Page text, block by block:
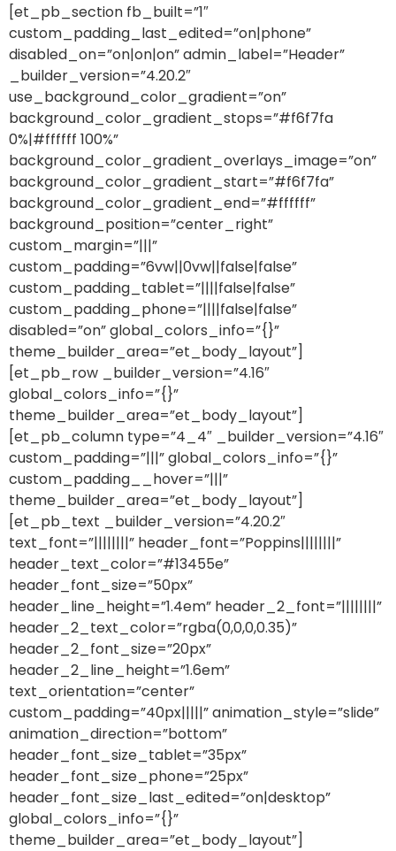
[et_pb_section fb_built=”1″
custom_padding_last_edited=”on|phone”
disabled_on=”on|on|on” admin_label=”Header”
_builder_version=”4.20.2″
use_background_color_gradient=”on”
background_color_gradient_stops=”#f6f7fa
0%|#ffffff 100%”
background_color_gradient_overlays_image=”on”
background_color_gradient_start=”#f6f7fa”
background_color_gradient_end=”#ffffff”
background_position=”center_right”
custom_margin=”|||”
custom_padding=”6vw||0vw||false|false”
custom_padding_tablet=”||||false|false”
custom_padding_phone=”||||false|false”
disabled=”on” global_colors_info=”{}”
theme_builder_area=”et_body_layout”]
[et_pb_row _builder_version=”4.16″
global_colors_info=”{}”
theme_builder_area=”et_body_layout”]
[et_pb_column type=”4_4″ _builder_version=”4.16″
custom_padding=”|||” global_colors_info=”{}”
custom_padding__hover=”|||”
theme_builder_area=”et_body_layout”]
[et_pb_text _builder_version=”4.20.2″
text_font=”||||||||” header_font=”Poppins||||||||”
header_text_color=”#13455e”
header_font_size=”50px”
header_line_height=”1.4em” header_2_font=”||||||||”
header_2_text_color=”rgba(0,0,0,0.35)”
header_2_font_size=”20px”
header_2_line_height=”1.6em”
text_orientation=”center”
custom_padding=”40px|||||” animation_style=”slide”
animation_direction=”bottom”
header_font_size_tablet=”35px”
header_font_size_phone=”25px”
header_font_size_last_edited=”on|desktop”
global_colors_info=”{}”
theme_builder_area=”et_body_layout”]